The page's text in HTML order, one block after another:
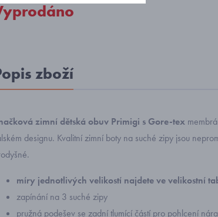
zboží
zimní dětská obuv Primigi s Gore-tex
designu. Kvalitní zimní boty na suché zipy jsou
míry jednotlivých velikostí najdete ve velikostní
zapínání na 3 suché zipy
pružná podešev se zadní tlumící částí pro pohlcení